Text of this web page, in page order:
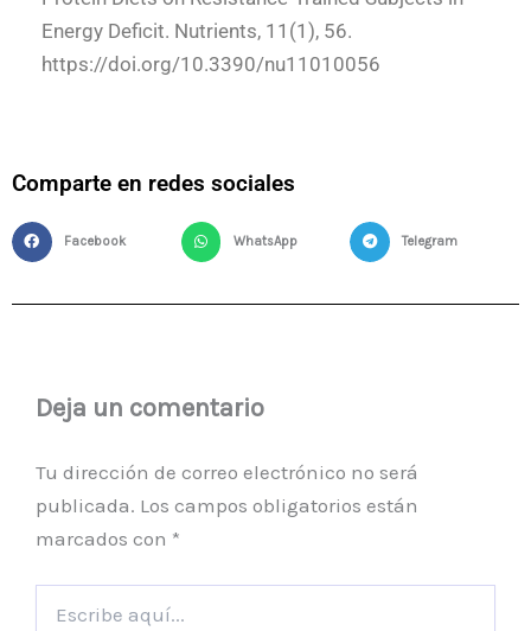
Energy Deficit. Nutrients, 11(1), 56.
https://doi.org/10.3390/nu11010056
Comparte en redes sociales
Facebook WhatsApp Telegram
Deja un comentario
Tu dirección de correo electrónico no será
publicada. Los campos obligatorios están
marcados con *
aquí...